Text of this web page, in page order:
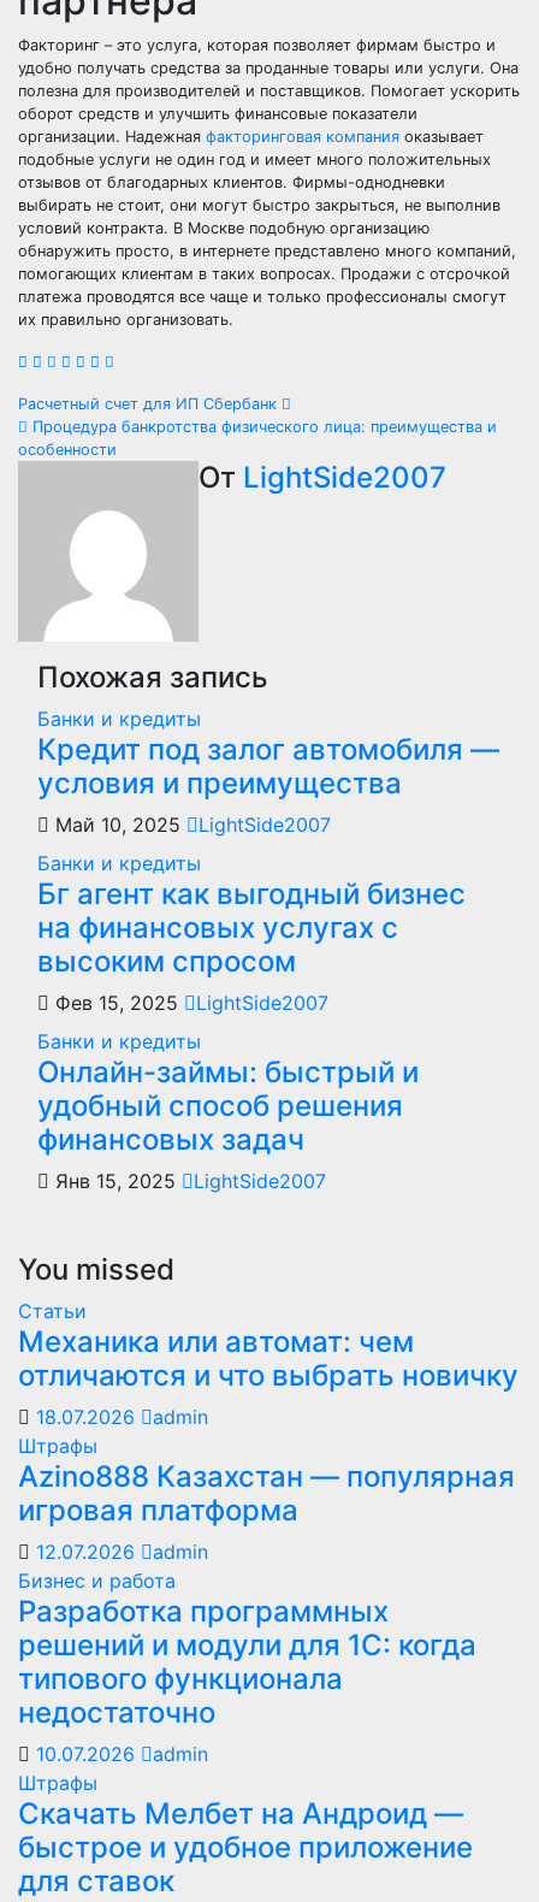
Факторинг – это услуга, которая позволяет фирмам быстро и
удобно получать средства за проданные товары или услуги. Она
полезна для производителей и поставщиков. Помогает ускорить
оборот средств и улучшить финансовые показатели
организации. Надежная факторинговая компания оказывает
подобные услуги не один год и имеет много положительных
отзывов от благодарных клиентов. Фирмы-однодневки
выбирать не стоит, они могут быстро закрыться, не выполнив
условий контракта. В Москве подобную организацию
обнаружить просто, в интернете представлено много компаний,
помогающих клиентам в таких вопросах. Продажи с отсрочкой
платежа проводятся все чаще и только профессионалы смогут
их правильно организовать.
Навигация
по
записям
Расчетный счет для ИП Сбербанк
Процедура банкротства физического лица: преимущества и
особенности
От LightSide2007
Похожая запись
Банки и кредиты
Кредит под залог автомобиля —
условия и преимущества
Май 10, 2025
LightSide2007
Банки и кредиты
Бг агент как выгодный бизнес
на финансовых услугах с
высоким спросом
Фев 15, 2025
LightSide2007
Банки и кредиты
Онлайн-займы: быстрый и
удобный способ решения
финансовых задач
Янв 15, 2025 LightSide2007
You missed
Статьи
Механика или автомат: чем
отличаются и что выбрать новичку
18.07.2026
admin
Штрафы
Azino888 Казахстан — популярная
игровая платформа
12.07.2026
admin
Бизнес и работа
Разработка программных
решений и модули для 1С: когда
типового функционала
недостаточно
10.07.2026
admin
Штрафы
Скачать Мелбет на Андроид —
быстрое и удобное приложение
для ставок